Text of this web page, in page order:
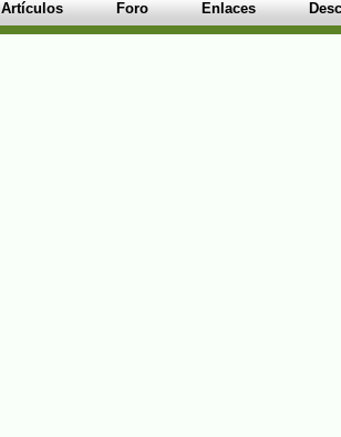
Artículos Foro Enlaces